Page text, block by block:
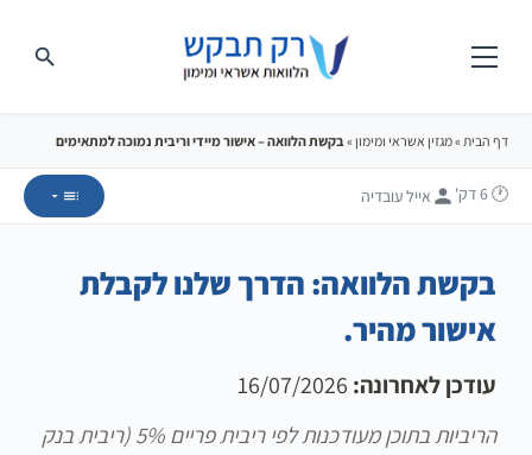
דף הבית»מגזין אשראי ומימון»בקשת הלוואה – אישור מיידי וריבית נמוכה למתאימים
🕐 6 דק' אייל עובדיה
בקשת הלוואה: הדרך שלנו לקבלת
אישור מהיר.
עודכן לאחרונה:
הריביות בתוכן מעודכנות לפי ריבית פריים 5% (ריבית בנק